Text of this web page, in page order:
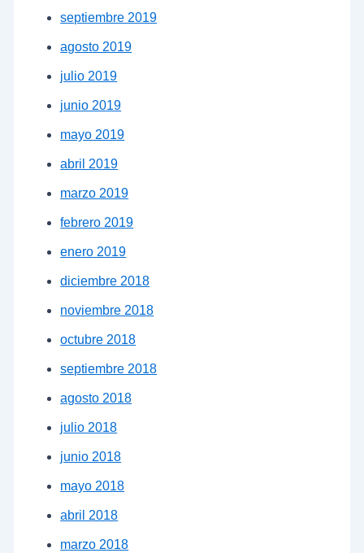
septiembre 2019
agosto 2019
julio 2019
junio 2019
mayo 2019
abril 2019
marzo 2019
febrero 2019
enero 2019
diciembre 2018
noviembre 2018
octubre 2018
septiembre 2018
agosto 2018
julio 2018
junio 2018
mayo 2018
abril 2018
marzo 2018